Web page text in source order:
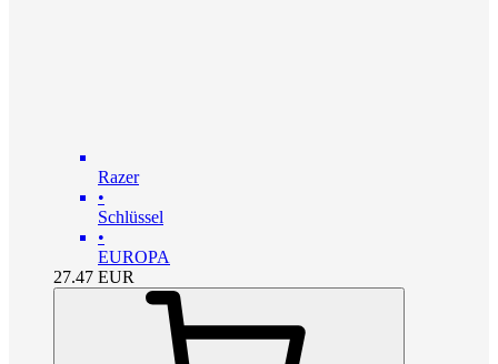
Razer
•
Schlüssel
•
EUROPA
27.47 EUR